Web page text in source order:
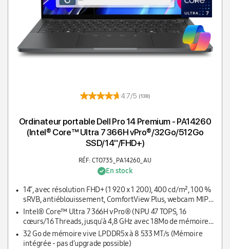
4.7/5 (138)
Ordinateur portable Dell Pro 14 Premium - PA14260
(Intel® Core™ Ultra 7 366H vPro®/32Go/512Go
SSD/14''/FHD+)
RÉF: CTO735_PA14260_AU
En stock
14", avec résolution FHD+ (1 920 x 1 200), 400 cd/m², 100 %
sRVB, antiéblouissement, ComfortView Plus, webcam MIPI
8 MP+IR
Intel® Core™ Ultra 7 366H vPro® (NPU 47 TOPS, 16
cœurs/16 Threads, jusqu'à 4,8 GHz avec 18Mo de mémoire
cache L3)
32 Go de mémoire vive LPDDR5x à 8 533 MT/s (Mémoire
intégrée - pas d'upgrade possible)